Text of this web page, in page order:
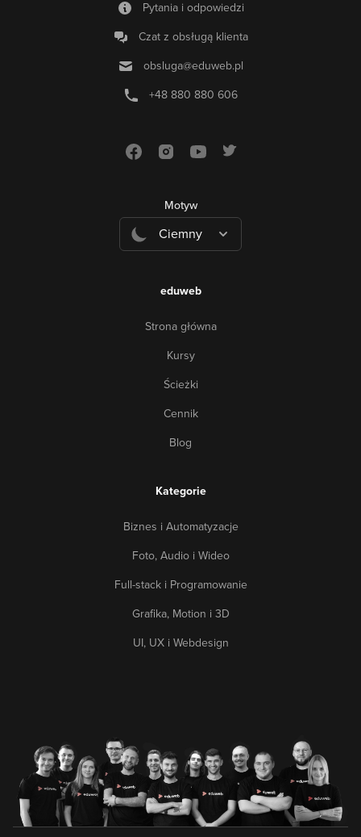
Pytania i odpowiedzi
Czat z obsługą klienta
obsluga@eduweb.pl
+48 880 880 606
Motyw
Ciemny
eduweb
Strona główna
Kursy
Ścieżki
Cennik
Blog
Kategorie
Biznes i Automatyzacje
Foto, Audio i Wideo
Full-stack i Programowanie
Grafika, Motion i 3D
UI, UX i Webdesign